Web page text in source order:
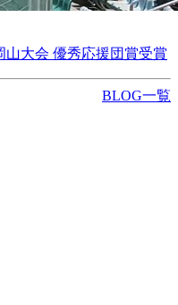
山大会 優秀応援団賞受賞
BLOG一覧